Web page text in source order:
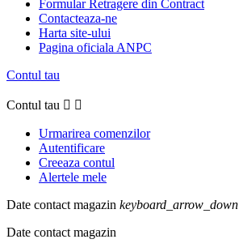
Formular Retragere din Contract
Contacteaza-ne
Harta site-ului
Pagina oficiala ANPC
Contul tau
Contul tau  
Urmarirea comenzilor
Autentificare
Creeaza contul
Alertele mele
Date contact magazin keyboard_arrow_down
Date contact magazin